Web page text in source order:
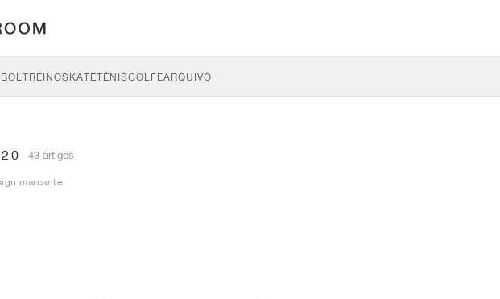
TREINOSKATETÉNISGOLFEARQUIVO
43 artigos
marcante.